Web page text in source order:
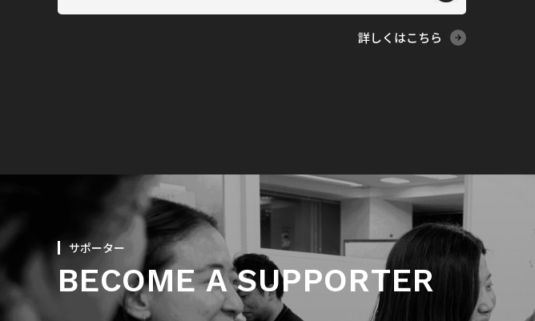
詳しくはこちら
サポーター
BECOME A SUPPORTER